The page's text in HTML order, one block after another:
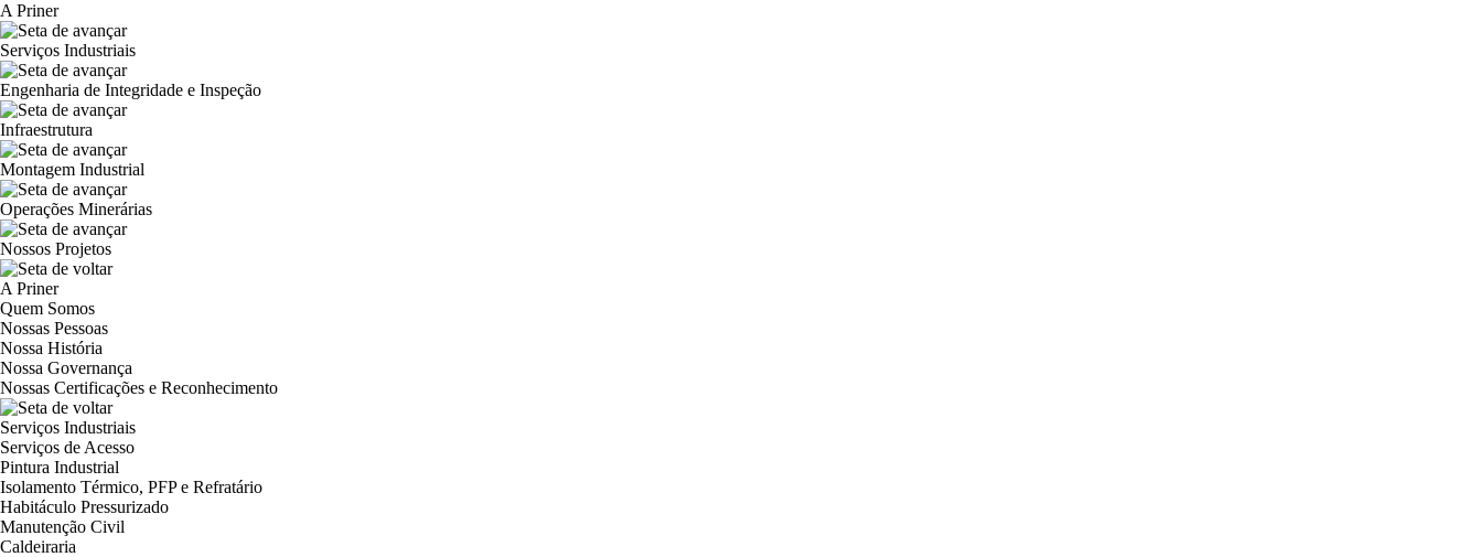
A Priner
Serviços Industriais
Engenharia de Integridade e Inspeção
Infraestrutura
Montagem Industrial
Operações Minerárias
Nossos Projetos
A Priner
Quem Somos
Nossas Pessoas
Nossa História
Nossa Governança
Nossas Certificações e Reconhecimento
Serviços Industriais
Serviços de Acesso
Pintura Industrial
Isolamento Térmico, PFP e Refratário
Habitáculo Pressurizado
Manutenção Civil
Caldeiraria